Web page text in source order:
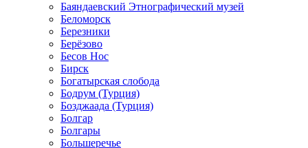
Баяндаевский Этнографический музей
Беломорск
Березники
Берёзово
Бесов Нос
Бирск
Богатырская слобода
Бодрум (Турция)
Бозджаада (Турция)
Болгар
Болгары
Большеречье